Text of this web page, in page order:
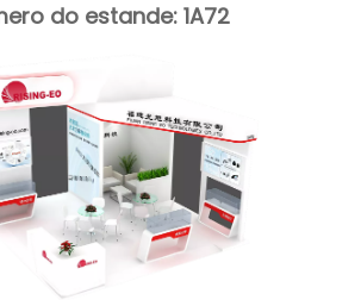
do estande: 1A72